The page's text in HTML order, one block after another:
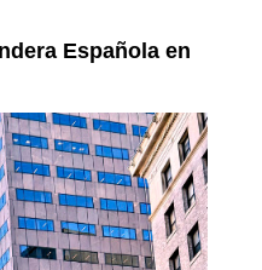
Española en